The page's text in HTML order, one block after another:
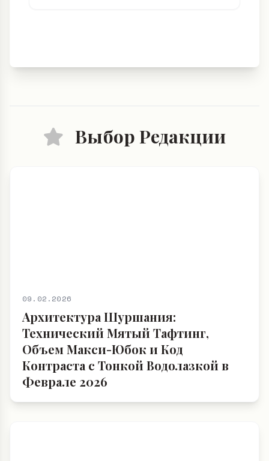
Выбор Редакции
09.02.2026
Архитектура Шуршания:
Технический Мятый Тафтинг,
Объем Макси-Юбок и Код
Контраста с Тонкой Водолазкой в
Феврале 2026